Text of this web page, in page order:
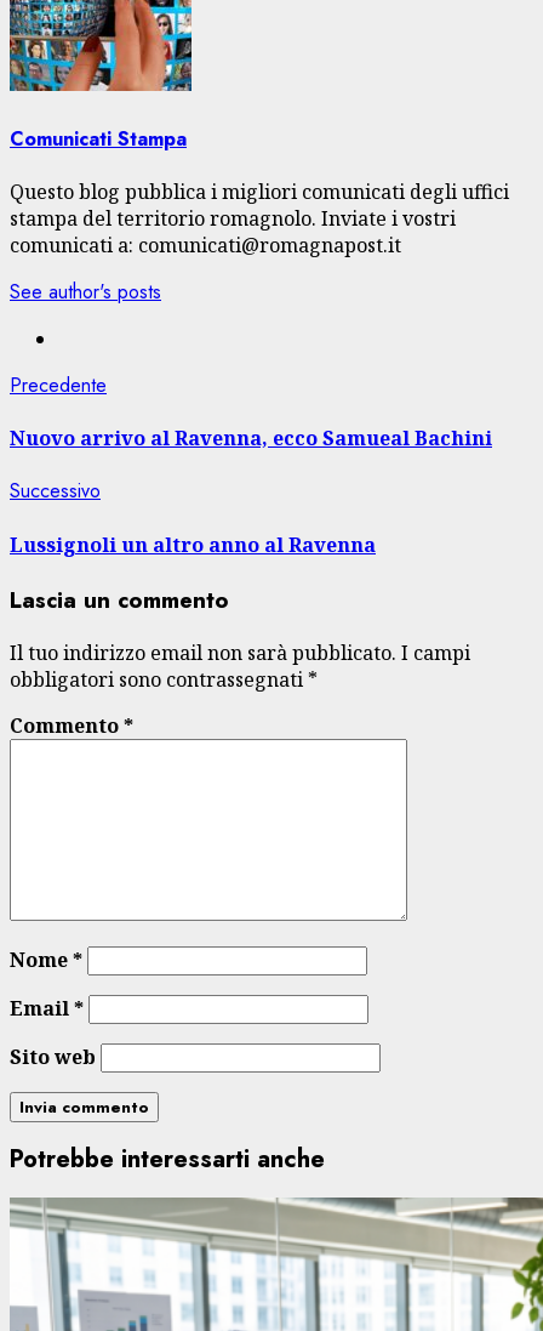
Comunicati Stampa
Questo blog pubblica i migliori comunicati degli uffici
stampa del territorio romagnolo. Inviate i vostri
comunicati a: comunicati@romagnapost.it
See author's posts
Navigazione
articolo
Precedente
Nuovo arrivo al Ravenna, ecco Samueal Bachini
Successivo
Lussignoli un altro anno al Ravenna
Lascia un commento
Il tuo indirizzo email non sarà pubblicato. I campi
obbligatori sono contrassegnati *
Commento*
Nome*
Email*
Sito web
Potrebbe interessarti anche